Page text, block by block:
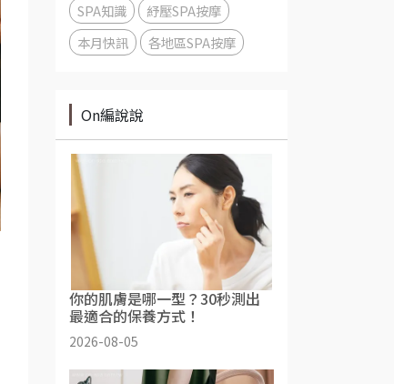
SPA知識
紓壓SPA按摩
本月快訊
各地區SPA按摩
On編說說
你的肌膚是哪一型？30秒測出
最適合的保養方式！
2026-08-05